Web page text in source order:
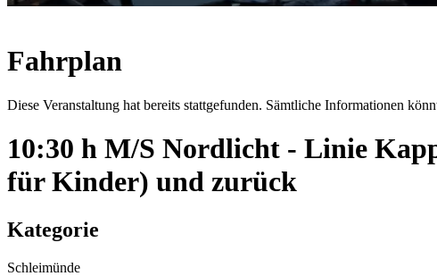
Fahrplan
Diese Veranstaltung hat bereits stattgefunden. Sämtliche Informationen
10:30 h M/S Nordlicht - Linie
für Kinder) und zurück
Kategorie
Schleimünde